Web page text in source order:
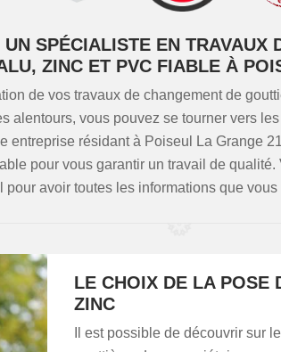
SPÉCIALISTE EN TRAVAUX
ZINC ET PVC FIABLE À
de vos travaux de changement de
alentours, vous pouvez se tourner vers
entreprise résidant à Poiseul La Grange
pour vous garantir un travail de
pour avoir toutes les informations que
LE CHOIX DE LA POSE
ZINC
Il est possible de découvrir sur